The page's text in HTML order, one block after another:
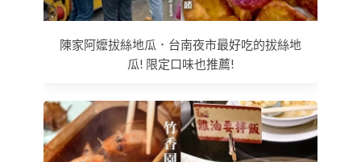
陳家阿嬤拔絲地瓜．台南夜市最好吃的拔絲地
瓜! 限定口味也推薦!